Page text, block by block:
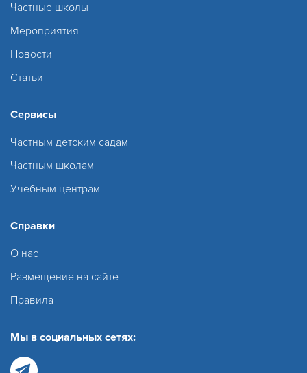
Частные школы
Мероприятия
Новости
Статьи
Сервисы
Частным детским садам
Частным школам
Учебным центрам
Справки
О нас
Размещение на сайте
Правила
Мы в социальных сетях: